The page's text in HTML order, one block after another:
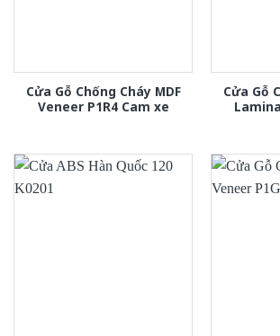
Cửa Gỗ Chống Cháy MDF
Veneer P1R4 Cam xe
Cửa Gỗ